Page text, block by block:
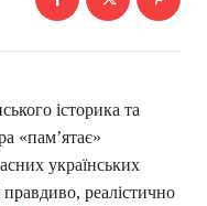
історика та
«пам’ятає»
українських
реалістично